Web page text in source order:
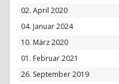
02. April 2020
04. Januar 2024
10. März 2020
01. Februar 2021
26. September 2019